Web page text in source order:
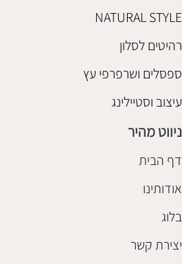
NATURAL STYLE
רהיטים לסלון
ספסלים ושרפרפי עץ
עיצוב וסטיילינג
ניווט מהיר
דף הבית
אודותינו
בלוג
יצירת קשר